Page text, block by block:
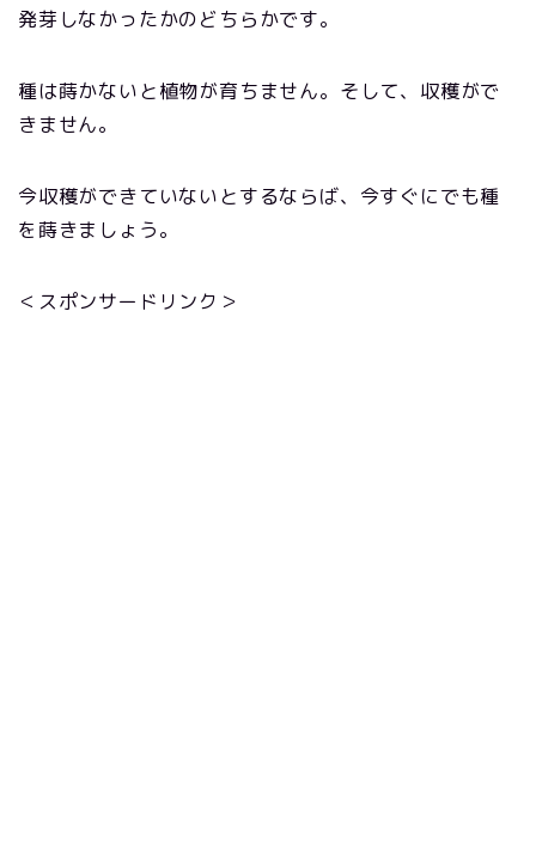
発芽しなかったかのどちらかです。
種は蒔かないと植物が育ちません。そして、収穫がで
きません。
今収穫ができていないとするならば、今すぐにでも種
を蒔きましょう。
＜スポンサードリンク＞